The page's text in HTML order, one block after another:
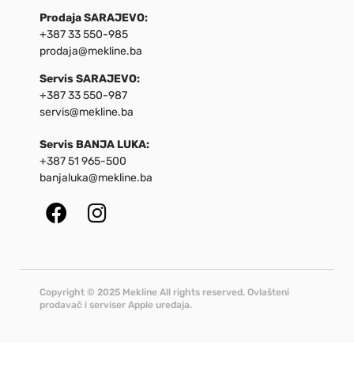
Prodaja SARAJEVO:
+387 33 550-985
prodaja@mekline.ba
Servis SARAJEVO:
+387 33 550-987
servis@mekline.ba
Servis BANJA LUKA:
+387 51 965-500
banjaluka@mekline.ba
Copyright © 2025 Mekline All rights reserved. Ovlašteni
prodavač i serviser Apple uređaja.